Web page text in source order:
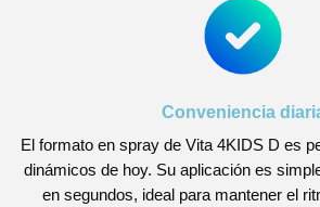
Conveniencia
El formato en spray de Vita 4KIDS D es
dinámicos de hoy. Su aplicación es
en segundos, ideal para mantener el